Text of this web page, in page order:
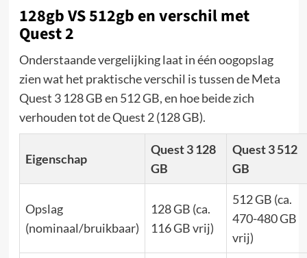
128gb VS 512gb en verschil met
Quest 2
Onderstaande vergelijking laat in één oogopslag
zien wat het praktische verschil is tussen de Meta
Quest 3 128 GB en 512 GB, en hoe beide zich
verhouden tot de Quest 2 (128 GB).
Eigenschap
Quest 3 128
GB
Quest 3 512
GB
Opslag
(nominaal/bruikbaar)
128 GB (ca.
116 GB vrij)
512 GB (ca.
470-480 GB
vrij)